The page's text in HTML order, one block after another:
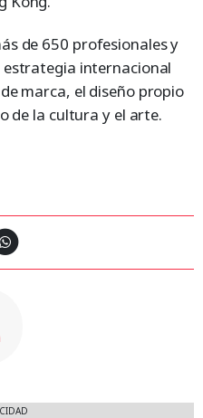
de 650 profesionales y
internacional
marca, el diseño propio
de la cultura y el arte.